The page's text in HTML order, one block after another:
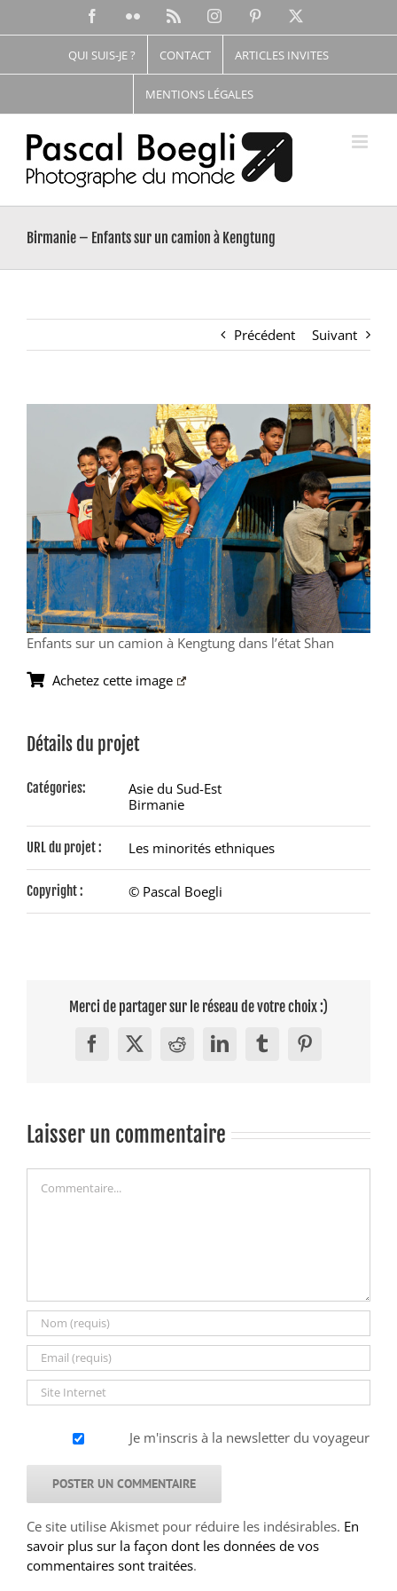
FacebookFlickr InstagramPinterest
QUI SUIS-JE ? CONTACT ARTICLES INVITES
MENTIONS LÉGALES
Birmanie – Enfants sur un camion à Kengtung
Précédent Suivant
Enfants sur un camion à Kengtung dans l’état Shan
Achetez cette image
Détails du projet
Catégories:
Asie du Sud-Est
Birmanie
URL du projet : Les minorités ethniques
Copyright : © Pascal Boegli
Merci de partager sur le réseau de votre choix :)
Facebook
X RedditLinkedInTumblrPinterest
Laisser un commentaire
Je m'inscris à la newsletter du voyageur
Ce site utilise Akismet pour réduire les indésirables. En
savoir plus sur la façon dont les données de vos
commentaires sont traitées.